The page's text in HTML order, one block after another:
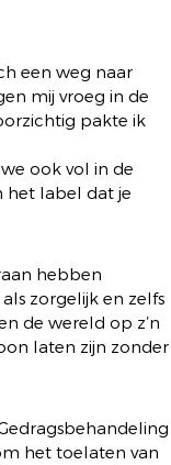
een weg naar
mij vroeg in de
pakte ik
ook vol in de
het label dat je
hebben
zorgelijk en zelfs
de wereld op z’n
laten zijn zonder
het toelaten van